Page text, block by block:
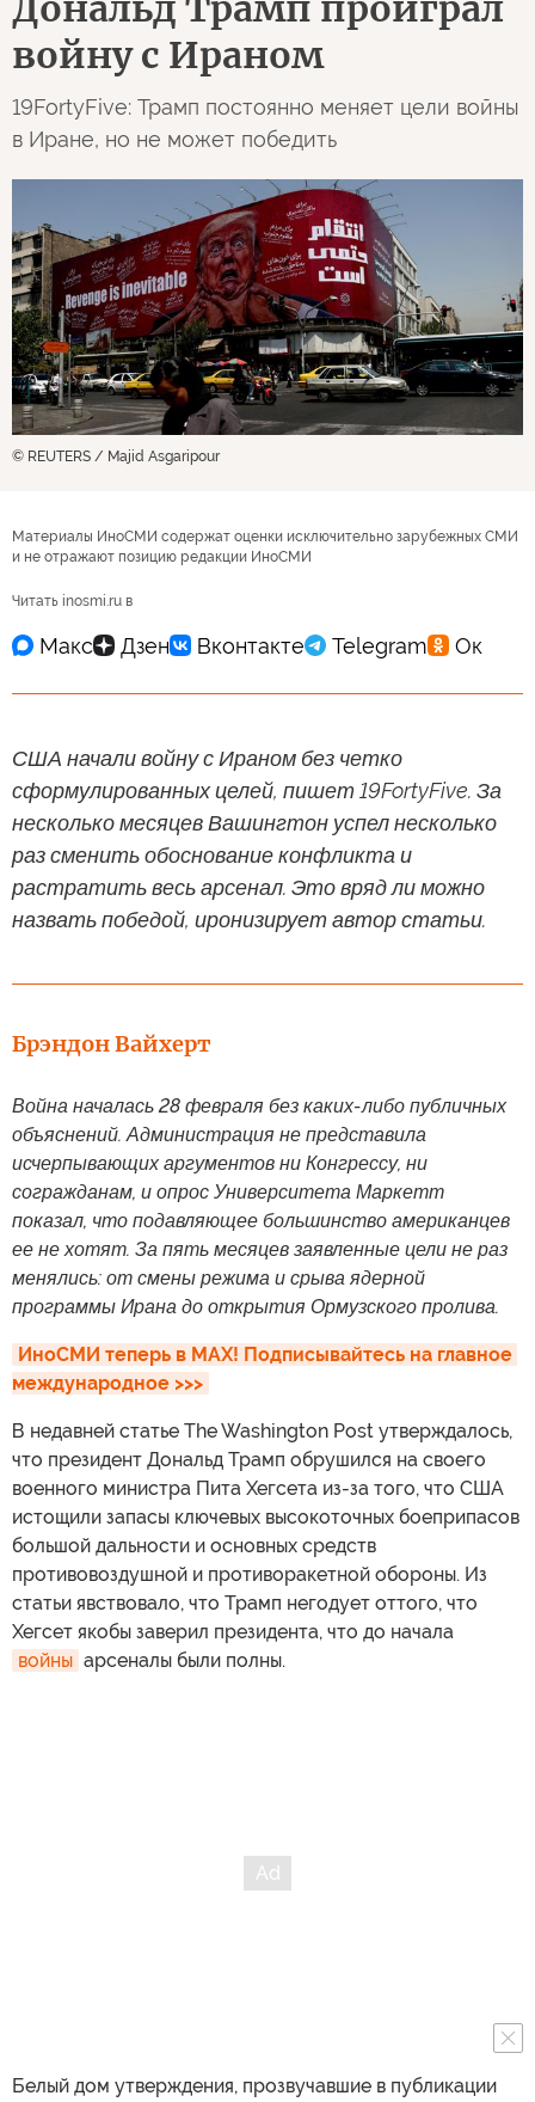
войну с Ираном
19FortyFive: Трамп постоянно меняет цели войны
в Иране, но не может победить
© REUTERS / Majid Asgaripour
Материалы ИноСМИ содержат оценки исключительно зарубежных СМИ
и не отражают позицию редакции ИноСМИ
Читать inosmi.ru в
США начали войну с Ираном без четко
сформулированных целей, пишет 19FortyFive. За
несколько месяцев Вашингтон успел несколько
раз сменить обоснование конфликта и
растратить весь арсенал. Это вряд ли можно
назвать победой, иронизирует автор статьи.
Брэндон Вайхерт
Война началась 28 февраля без каких-либо публичных
объяснений. Администрация не представила
исчерпывающих аргументов ни Конгрессу, ни
согражданам, и опрос Университета Маркетт
показал, что подавляющее большинство американцев
ее не хотят. За пять месяцев заявленные цели не раз
менялись: от смены режима и срыва ядерной
программы Ирана до открытия Ормузского пролива.
ИноСМИ теперь в MAX! Подписывайтесь на главное
международное >>>
В недавней статье The Washington Post утверждалось,
что президент Дональд Трамп обрушился на своего
военного министра Пита Хегсета из-за того, что США
истощили запасы ключевых высокоточных боеприпасов
большой дальности и основных средств
противовоздушной и противоракетной обороны. Из
статьи явствовало, что Трамп негодует оттого, что
Хегсет якобы заверил президента, что до начала
войны арсеналы были полны.
Белый дом утверждения, прозвучавшие в публикации